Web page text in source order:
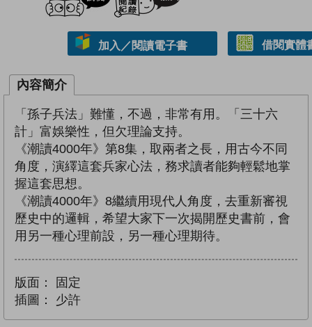
加入／閱讀電子書 借閱實體
內容簡介
「孫子兵法」難懂，不過，非常有用。「三十六
計」富娛樂性，但欠理論支持。
《潮讀4000年》第8集，取兩者之長，用古今不同
角度，演繹這套兵家心法，務求讀者能夠輕鬆地掌
握這套思想。
《潮讀4000年》8繼續用現代人角度，去重新審視
歷史中的邏輯，希望大家下一次揭開歷史書前，會
用另一種心理前設，另一種心理期待。
版面：
固定
插圖：
少許